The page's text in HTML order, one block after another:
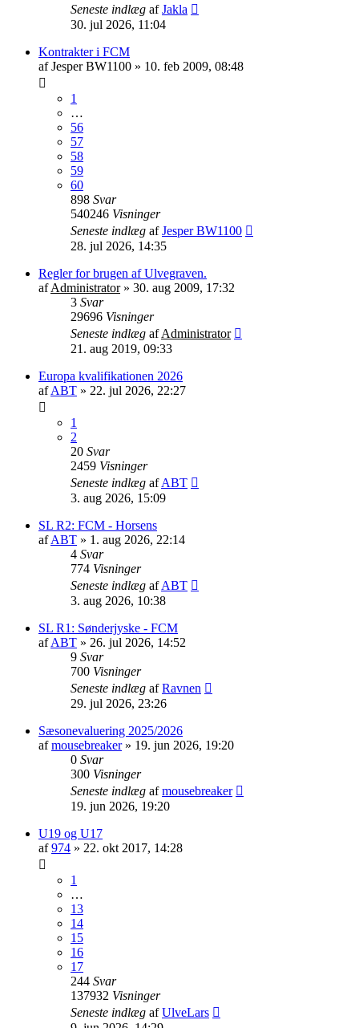
Seneste indlæg afJakla
30. jul 2026, 11:04
Kontrakter i FCM
afJesper BW1100 » 10. feb 2009, 08:48
1
…
56
57
58
59
60
898 Svar
540246 Visninger
Seneste indlæg afJesper BW1100
28. jul 2026, 14:35
Regler for brugen af Ulvegraven.
afAdministrator» 30. aug 2009, 17:32
3 Svar
29696 Visninger
Seneste indlæg afAdministrator
21. aug 2019, 09:33
Europa kvalifikationen 2026
afABT » 22. jul 2026, 22:27
1
2
20 Svar
2459 Visninger
Seneste indlæg afABT
3. aug 2026, 15:09
SL R2: FCM - Horsens
afABT » 1. aug 2026, 22:14
4 Svar
774 Visninger
Seneste indlæg afABT
3. aug 2026, 10:38
SL R1: Sønderjyske - FCM
afABT » 26. jul 2026, 14:52
9 Svar
700 Visninger
Seneste indlæg afRavnen
29. jul 2026, 23:26
Sæsonevaluering 2025/2026
afmousebreaker» 19. jun 2026, 19:20
0 Svar
300 Visninger
Seneste indlæg afmousebreaker
19. jun 2026, 19:20
U19 og U17
af974 » 22. okt 2017, 14:28
1
…
13
14
15
16
17
244 Svar
137932 Visninger
Seneste indlæg afUlveLars